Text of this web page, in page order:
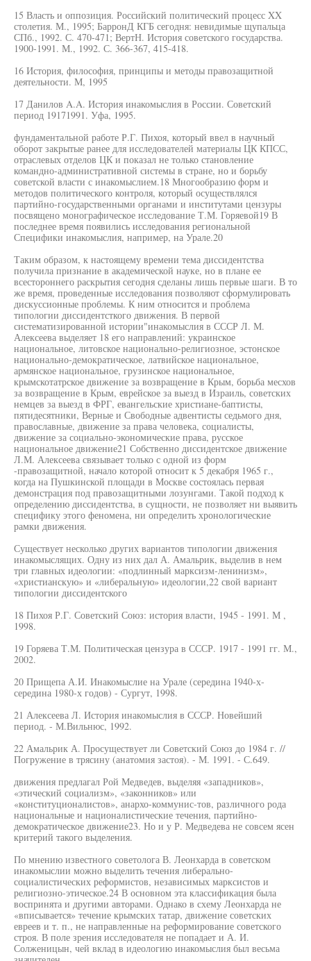
15 Власть и оппозиция. Российский политический процесс XX
столетия. М., 1995; БарронД КГБ сегодня: невидимые щупальца
СПб., 1992. С. 470-471; ВертН. История советского государства.
1900-1991. М., 1992. С. 366-367, 415-418.
16 История, философия, принципы и методы правозащитной
деятельности. М, 1995
17 Данилов A.A. История инакомыслия в России. Советский
период 19171991. Уфа, 1995.
фундаментальной работе Р.Г. Пихоя, который ввел в научный
оборот закрытые ранее для исследователей материалы ЦК КПСС,
отраслевых отделов ЦК и показал не только становление
командно-административной системы в стране, но и борьбу
советской власти с инакомыслием.18 Многообразию форм и
методов политического контроля, который осуществлялся
партийно-государственными органами и институтами цензуры
посвящено монографическое исследование Т.М. Горяевой19 В
последнее время появились исследования региональной
Специфики инакомыслия, например, на Урале.20
Таким образом, к настоящему времени тема диссидентства
получила признание в академической науке, но в плане ее
всестороннего раскрытия сегодня сделаны лишь первые шаги. В то
же время, проведенные исследования позволяют сформулировать
дискуссионные проблемы. К ним относится и проблема
типологии диссидентсткого движения. В первой
систематизированной истории"инакомыслия в СССР Л. М.
Алексеева выделяет 18 его направлений: украинское
национальное, литовское национально-религиозное, эстонское
национально-демократическое, латвийское национальное,
армянское национальное, грузинское национальное,
крымскотатрское движение за возвращение в Крым, борьба месхов
за возвращение в Крым, еврейское за выезд в Израиль, советских
немцев за выезд в ФРГ, евангельские христиане-баптисты,
пятидесятники, Верные и Свободные адвентисты седьмого дня,
православные, движение за права человека, социалисты,
движение за социально-экономические права, русское
национальное движение21 Собственно диссидентское движение
Л.М. Алексеева связывает только с одной из форм
-правозащитной, начало которой относит к 5 декабря 1965 г.,
когда на Пушкинской площади в Москве состоялась первая
демонстрация под правозащитными лозунгами. Такой подход к
определению диссидентства, в сущности, не позволяет ни выявить
специфику этого феномена, ни определить хронологические
рамки движения.
Существует несколько других вариантов типологии движения
инакомыслящих. Одну из них дал А. Амальрик, выделив в нем
три главных идеологии: «подлинный марксизм-ленинизм»,
«христианскую» и «либеральную» идеологии,22 свой вариант
типологии диссидентского
18 Пихоя Р.Г. Советский Союз: история власти, 1945 - 1991. М ,
1998.
19 Горяева Т.М. Политическая цензура в СССР. 1917 - 1991 гг. М.,
2002.
20 Прищепа А.И. Инакомыслие на Урале (середина 1940-х-
середина 1980-х годов) - Сургут, 1998.
21 Алексеева Л. История инакомыслия в СССР. Новейший
период. - М.Вильнюс, 1992.
22 Амальрик А. Просуществует ли Советский Союз до 1984 г. //
Погружение в трясину (анатомия застоя). - М. 1991. - С.649.
движения предлагал Рой Медведев, выделяя «западников»,
«этический социализм», «законников» или
«конституционалистов», анархо-коммунис-тов, различного рода
национальные и националистические течения, партийно-
демократическое движение23. Но и у Р. Медведева не совсем ясен
критерий такого выделения.
По мнению известного советолога В. Леонхарда в советском
инакомыслии можно выделить течения либерально-
социалистических реформистов, независимых марксистов и
религиозно-этическое.24 В основном эта классификация была
воспринята и другими авторами. Однако в схему Леонхарда не
«вписывается» течение крымских татар, движение советских
евреев и т. п., не направленные на реформирование советского
строя. В поле зрения исследователя не попадает и А. И.
Солженицын, чей вклад в идеологию инакомыслия был весьма